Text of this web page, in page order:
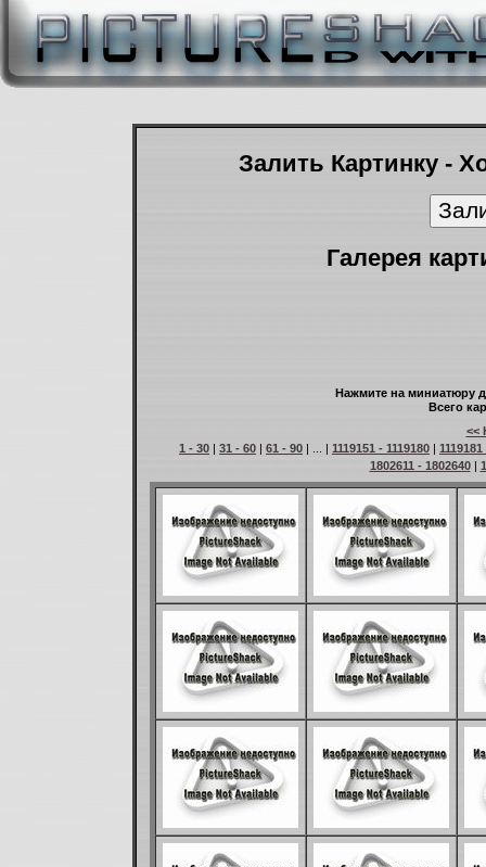
Залить Картинку -
Галерея
Нажмите на миниатюру
Всего
<<
1 - 30 | 31 - 60 | 61 - 90 | ... | 1119151 - 1119180 | 1119181
1802611 - 1802640|